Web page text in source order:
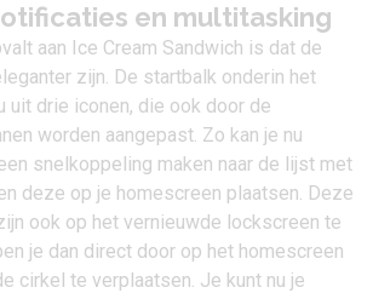
en multitasking
aan Ice Cream Sandwich is dat de
zijn. De startbalk onderin het
uit drie iconen, die ook door de
worden aangepast. Zo kan je nu
snelkoppeling maken naar de lijst met
deze op je homescreen plaatsen. Deze
ook op het vernieuwde lockscreen te
je dan direct door op het homescreen
cirkel te verplaatsen. Je kunt nu je